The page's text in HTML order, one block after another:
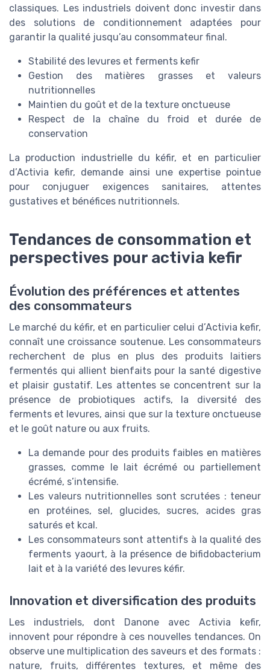
classiques. Les industriels doivent donc investir dans
des solutions de conditionnement adaptées pour
garantir la qualité jusqu’au consommateur final.
Stabilité des levures et ferments kefir
Gestion des matières grasses et valeurs
nutritionnelles
Maintien du goût et de la texture onctueuse
Respect de la chaîne du froid et durée de
conservation
La production industrielle du kéfir, et en particulier
d’Activia kefir, demande ainsi une expertise pointue
pour conjuguer exigences sanitaires, attentes
gustatives et bénéfices nutritionnels.
Tendances de consommation et
perspectives pour activia kefir
Évolution des préférences et attentes
des consommateurs
Le marché du kéfir, et en particulier celui d’Activia kefir,
connaît une croissance soutenue. Les consommateurs
recherchent de plus en plus des produits laitiers
fermentés qui allient bienfaits pour la santé digestive
et plaisir gustatif. Les attentes se concentrent sur la
présence de probiotiques actifs, la diversité des
ferments et levures, ainsi que sur la texture onctueuse
et le goût nature ou aux fruits.
La demande pour des produits faibles en matières
grasses, comme le lait écrémé ou partiellement
écrémé, s’intensifie.
Les valeurs nutritionnelles sont scrutées : teneur
en protéines, sel, glucides, sucres, acides gras
saturés et kcal.
Les consommateurs sont attentifs à la qualité des
ferments yaourt, à la présence de bifidobacterium
lait et à la variété des levures kéfir.
Innovation et diversification des produits
Les industriels, dont Danone avec Activia kefir,
innovent pour répondre à ces nouvelles tendances. On
observe une multiplication des saveurs et des formats :
nature, fruits, différentes textures, et même des